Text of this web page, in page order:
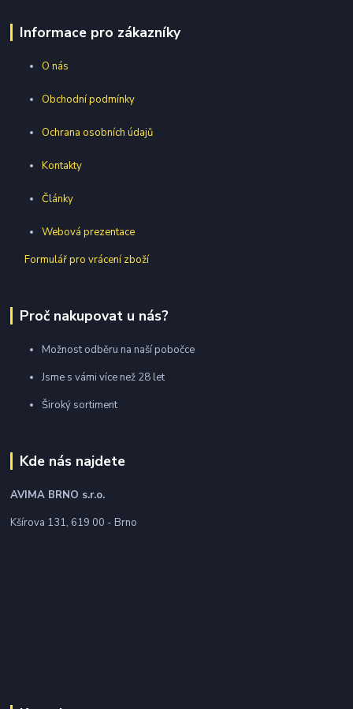
Informace pro zákazníky
O nás
Obchodní podmínky
Ochrana osobních údajů
Kontakty
Články
Webová prezentace
Formulář pro vrácení zboží
Proč nakupovat u nás?
Možnost odběru na naší pobočce
Jsme s vámi více než 28 let
Široký sortiment
Kde nás najdete
AVIMA BRNO s.r.o.
Kšírova 131, 619 00 - Brno